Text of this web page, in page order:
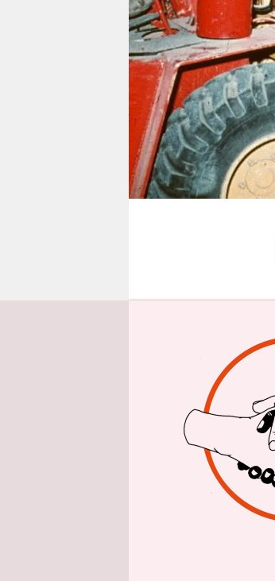
verlag
veranstaltungen
shop
fragen & hilfe
unterstützen
abo
genossenschaft